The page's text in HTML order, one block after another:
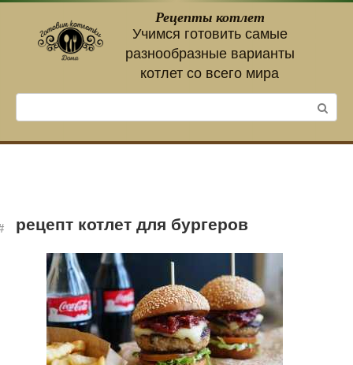
контенту
Рецепты котлет
Учимся готовить самые
разнообразные варианты
котлет со всего мира
рецепт котлет для бургеров